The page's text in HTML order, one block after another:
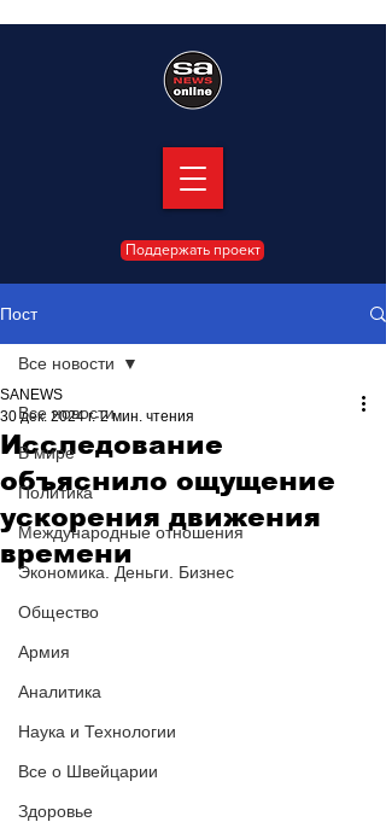
Поддержать проект
Пост
Все новости
В мире
Политика
Международные отношения
Экономика. Деньги. Бизнес
Общество
Армия
Аналитика
Наука и Технологии
Все о Швейцарии
Здоровье
Все новости
Исследование
объяснило ощущение
ускорения движения
времени
SANEWS
30 дек. 2024 г. 2 мин. чтения